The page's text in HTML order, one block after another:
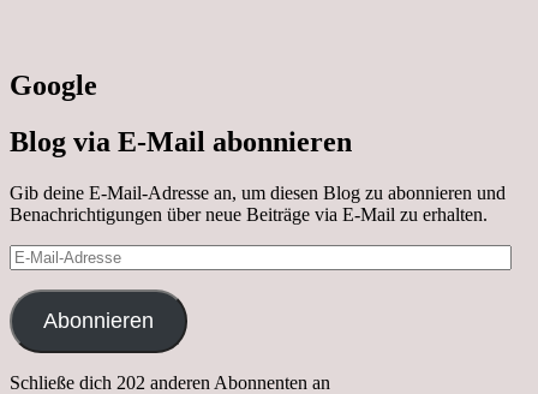
Google
Blog via E-Mail abonnieren
Gib deine E-Mail-Adresse an, um diesen Blog zu abonnieren und
Benachrichtigungen über neue Beiträge via E-Mail zu erhalten.
E-
Mail-
Adresse
Abonnieren
Schließe dich 202 anderen Abonnenten an